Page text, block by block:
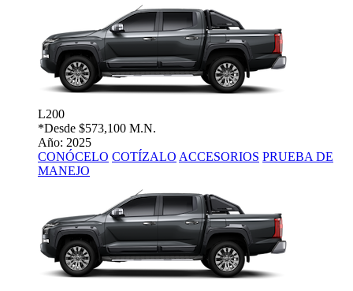
L200
*Desde $573,100 M.N.
Año: 2025
CONÓCELO COTÍZALO ACCESORIOS PRUEBA DE
MANEJO